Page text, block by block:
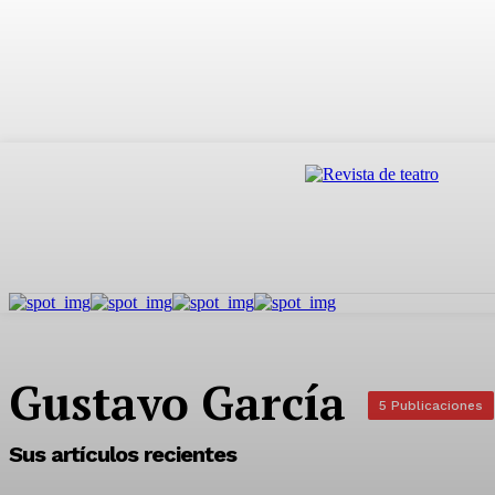
Gustavo García 5 Publicaciones
Sus artículos recientes